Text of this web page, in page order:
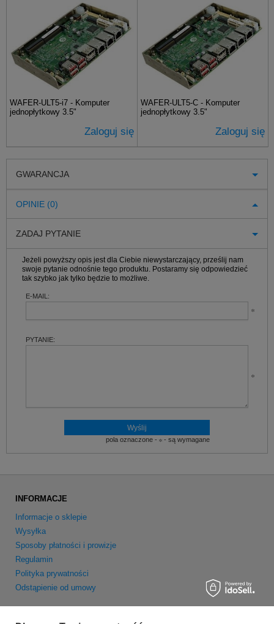
WAFER-ULT5-i7 - Komputer
jednopłytkowy 3.5"
Zaloguj się
WAFER-ULT5-C - Komputer
jednopłytkowy 3.5"
Zaloguj się
GWARANCJA
OPINIE (0)
ZADAJ PYTANIE
Jeżeli powyższy opis jest dla Ciebie niewystarczający, prześlij nam
swoje pytanie odnośnie tego produktu. Postaramy się odpowiedzieć
tak szybko jak tylko będzie to możliwe.
E-MAIL:
PYTANIE:
pola oznaczone - - są wymagane
INFORMACJE
Informacje o sklepie
Wysyłka
Sposoby płatności i prowizje
Regulamin
Polityka prywatności
Odstąpienie od umowy